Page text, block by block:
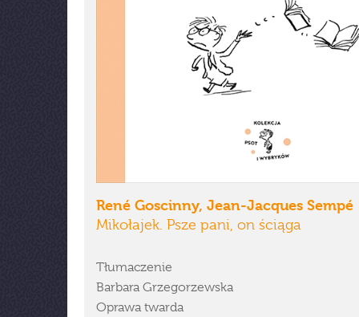
René Goscinny, Jean-Jacques Sempé
Mikołajek. Psze pani, on ściąga
Tłumaczenie
Barbara Grzegorzewska
Oprawa twarda